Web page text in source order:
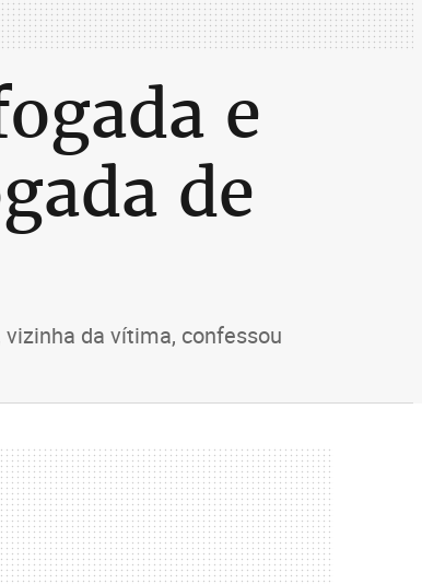
e
de
vizinha da vítima, confessou